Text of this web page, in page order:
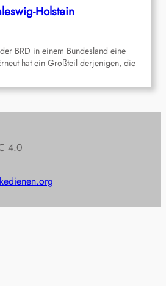
Holstein
BRD in einem Bundesland eine
hat ein Großteil derjenigen, die
4.0